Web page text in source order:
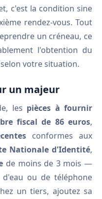
c'est la condition sine
rendez-vous. Tout
un créneau, ce
l'obtention du
votre situation.
un majeur
les pièces à fournir
fiscal de 86 euros,
conformes aux
Nationale d'Identité,
de moins de 3 mois —
ou de téléphone
un tiers, ajoutez sa